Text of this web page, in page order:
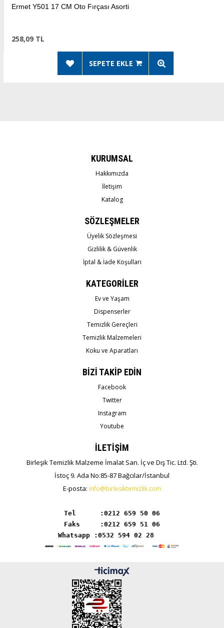
Ermet Y501 17 CM Oto Fırçası Asorti
258,09 TL
SEPETE EKLE
KURUMSAL
Hakkımızda
İletişim
Katalog
SÖZLEŞMELER
Üyelik Sözleşmesi
Gizlilik & Güvenlik
İptal & İade Koşulları
KATEGORİLER
Ev ve Yaşam
Dispenserler
Temizlik Gereçleri
Temizlik Malzemeleri
Koku ve Aparatları
BİZİ TAKİP EDİN
Facebook
Twitter
Instagram
Youtube
İLETİŞİM
Birleşik Temizlik Malzeme İmalat San. İç ve Dış Tic. Ltd. Şti.
İstoç 9. Ada No:85-87 Bağcılar/İstanbul
E-posta: info@birlesiktemizlik.com
Tel      :
Whatsapp :0532 594 02 28